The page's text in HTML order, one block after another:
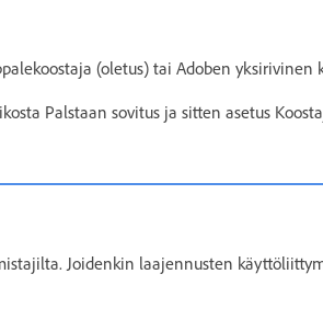
(oletus) tai Adoben yksirivinen
Palstaan sovitus ja sitten asetus
Joidenkin laajennusten